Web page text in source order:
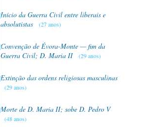
Início da Guerra Civil entre liberais e
absolutistas
(27 anos)
Convenção de Évora-Monte — fim da
Guerra Civil; D. Maria II
(29 anos)
Extinção das ordens religiosas masculinas
(29 anos)
Morte de D. Maria II; sobe D. Pedro V
(48 anos)